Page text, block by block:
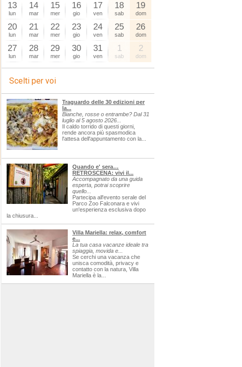
13
lun
14
mar
15
mer
16
gio
17
ven
18
sab
19
dom
20
lun
21
mar
22
mer
23
gio
24
ven
25
sab
26
dom
27
lun
28
mar
29
mer
30
gio
31
ven
1
sab
2
dom
Scelti per voi
Traguardo delle 30 edizioni per
la...
Bianche, rosse o entrambe? Dal 31
luglio al 5 agosto 2026...
Il caldo torrido di questi giorni,
rende ancora più spasmodica
l'attesa dell'appuntamento con la...
Quando e' sera…
RETROSCENA: vivi il...
Accompagnato da una guida
esperta, potrai scoprire
quello...
Partecipa all'evento serale del
Parco Zoo Falconara e vivi
un'esperienza esclusiva dopo
la chiusura...
Villa Mariella: relax, comfort
e...
La tua casa vacanze ideale tra
spiaggia, movida e...
Se cerchi una vacanza che
unisca comodità, privacy e
contatto con la natura, Villa
Mariella è la...